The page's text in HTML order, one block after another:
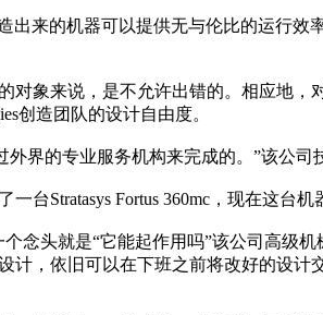
造出来的机器可以提供无与伦比的运行
对象来说，是不允许出错的。相应地
创造团队的设计自由度。
界的专业服务机构来完成的。”该公
台Stratasys Fortus 360mc，现在这台
念头就是“它能起作用吗”该公司高级
计，依旧可以在下班之前将改好的设计